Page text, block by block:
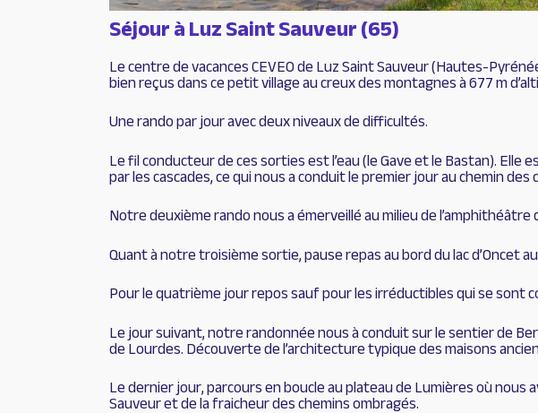
Séjour à Luz Saint Sauveur (65)
Le centre de vacances CEVEO de Luz Saint Sauveur (Hautes-
bien reçus dans ce petit village au creux des montagnes à 677 m
Une rando par jour avec deux niveaux de difficultés.
Le fil conducteur de ces sorties est l’eau (le Gave et le Bastan).
par les cascades, ce qui nous a conduit le premier jour au chemin
Notre deuxième rando nous a émerveillé au milieu de
Quant à notre troisième sortie, pause repas au bord du lac d’Oncet
Pour le quatrième jour repos sauf pour les irréductibles qui se sont
Le jour suivant, notre randonnée nous à conduit sur le sentier de
de Lourdes. Découverte de l’architecture typique des maisons
Le dernier jour, parcours en boucle au plateau de Lumières où
Sauveur et de la fraicheur des chemins ombragés.